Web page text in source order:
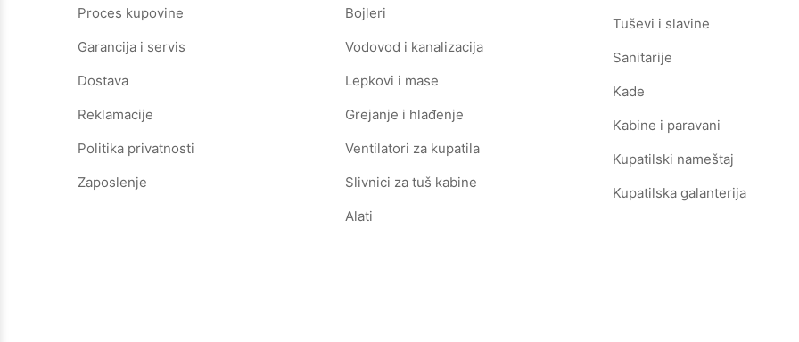
Proces kupovine
Garancija i servis
Dostava
Reklamacije
Politika privatnosti
Zaposlenje
Bojleri
Vodovod i kanalizacija
Lepkovi i mase
Grejanje i hlađenje
Ventilatori za kupatila
Slivnici za tuš kabine
Alati
Tuševi i slavine
Sanitarije
Kade
Kabine i paravani
Kupatilski nameštaj
Kupatilska galanterija